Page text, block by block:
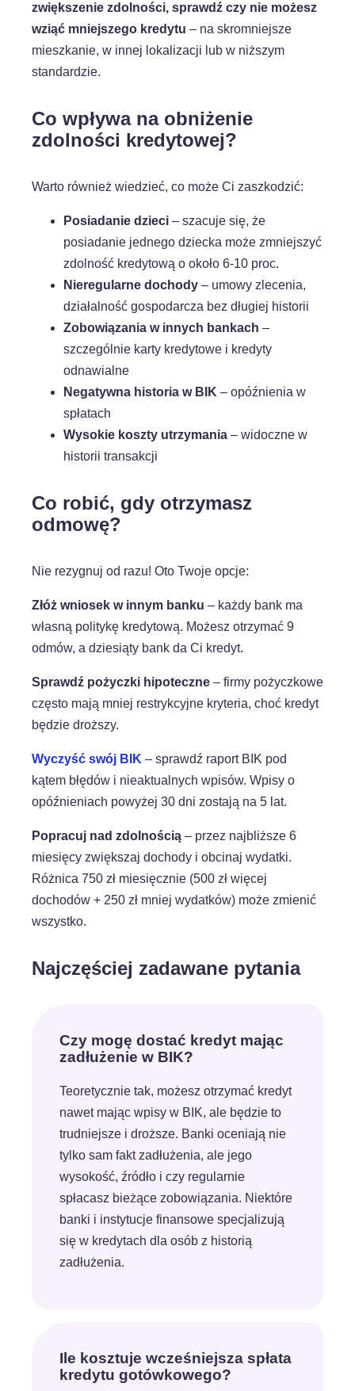
zwiększenie zdolności, sprawdź czy nie możesz
wziąć mniejszego kredytu – na skromniejsze
mieszkanie, w innej lokalizacji lub w niższym
standardzie.
Co wpływa na obniżenie
zdolności kredytowej?
Warto również wiedzieć, co może Ci zaszkodzić:
Posiadanie dzieci – szacuje się, że
posiadanie jednego dziecka może zmniejszyć
zdolność kredytową o około 6-10 proc.
Nieregularne dochody – umowy zlecenia,
działalność gospodarcza bez długiej historii
Zobowiązania w innych bankach –
szczególnie karty kredytowe i kredyty
odnawialne
Negatywna historia w BIK – opóźnienia w
spłatach
Wysokie koszty utrzymania – widoczne w
historii transakcji
Co robić, gdy otrzymasz
odmowę?
Nie rezygnuj od razu! Oto Twoje opcje:
Złóż wniosek w innym banku – każdy bank ma
własną politykę kredytową. Możesz otrzymać 9
odmów, a dziesiąty bank da Ci kredyt.
Sprawdź pożyczki hipoteczne – firmy pożyczkowe
często mają mniej restrykcyjne kryteria, choć kredyt
będzie droższy.
Wyczyść swój BIK – sprawdź raport BIK pod
kątem błędów i nieaktualnych wpisów. Wpisy o
opóźnieniach powyżej 30 dni zostają na 5 lat.
Popracuj nad zdolnością – przez najbliższe 6
miesięcy zwiększaj dochody i obcinaj wydatki.
Różnica 750 zł miesięcznie (500 zł więcej
dochodów + 250 zł mniej wydatków) może zmienić
wszystko.
Najczęściej zadawane pytania
Czy mogę dostać kredyt mając
zadłużenie w BIK?
Teoretycznie tak, możesz otrzymać kredyt
nawet mając wpisy w BIK, ale będzie to
trudniejsze i droższe. Banki oceniają nie
tylko sam fakt zadłużenia, ale jego
wysokość, źródło i czy regularnie
spłacasz bieżące zobowiązania. Niektóre
banki i instytucje finansowe specjalizują
się w kredytach dla osób z historią
zadłużenia.
Ile kosztuje wcześniejsza spłata
kredytu gotówkowego?